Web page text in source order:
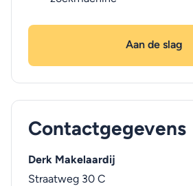
Aan de slag
Contactgegevens
Derk Makelaardij
Straatweg 30 C